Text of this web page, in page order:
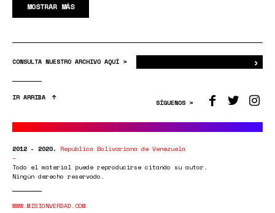
MOSTRAR MÁS
CONSULTA NUESTRO ARCHIVO AQUÍ > ›
IR ARRIBA
SÍGUENOS >
2012 - 2020. República Bolivariana de Venezuela
Todo el material puede reproducirse citando su autor.
Ningún derecho reservado.
WWW.MISIONVERDAD.COM